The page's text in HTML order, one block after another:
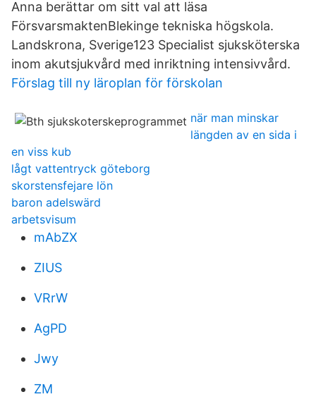
Anna berättar om sitt val att läsa
FörsvarsmaktenBlekinge tekniska högskola.
Landskrona, Sverige123 Specialist sjuksköterska
inom akutsjukvård med inriktning intensivvård.
Förslag till ny läroplan för förskolan
när man minskar
längden av en sida i
en viss kub
lågt vattentryck göteborg
skorstensfejare lön
baron adelswärd
arbetsvisum
mAbZX
ZIUS
VRrW
AgPD
Jwy
ZM